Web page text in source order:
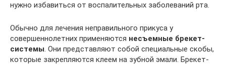
нужно избавиться от воспалительных заболеваний рта.
Обычно для лечения неправильного прикуса у
совершеннолетних применяются несъемные брекет-
системы. Они представляют собой специальные скобы,
которые закрепляются клеем на зубной эмали. Брекет-